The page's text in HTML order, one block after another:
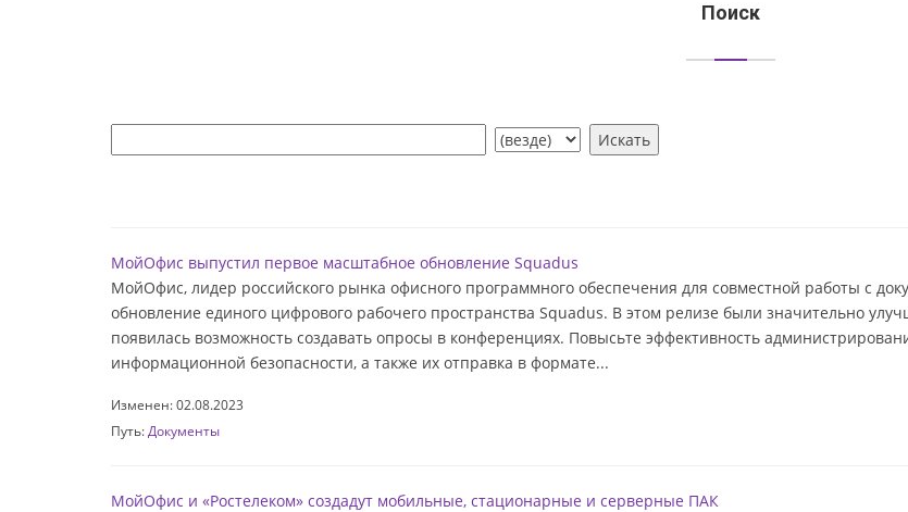
Поиск
МойОфис выпустил первое масштабное обновление Squadus
МойОфис, лидер российского рынка офисного программного обеспечения для совместной работы с
обновление единого цифрового рабочего пространства Squadus. В этом релизе были значительно
появилась возможность создавать опросы в конференциях. Повысьте эффективность
информационной безопасности, а также их отправка в формате...
Изменен: 02.08.2023
Путь: Документы
МойОфис и «Ростелеком» создадут мобильные, стационарные и серверные ПАК